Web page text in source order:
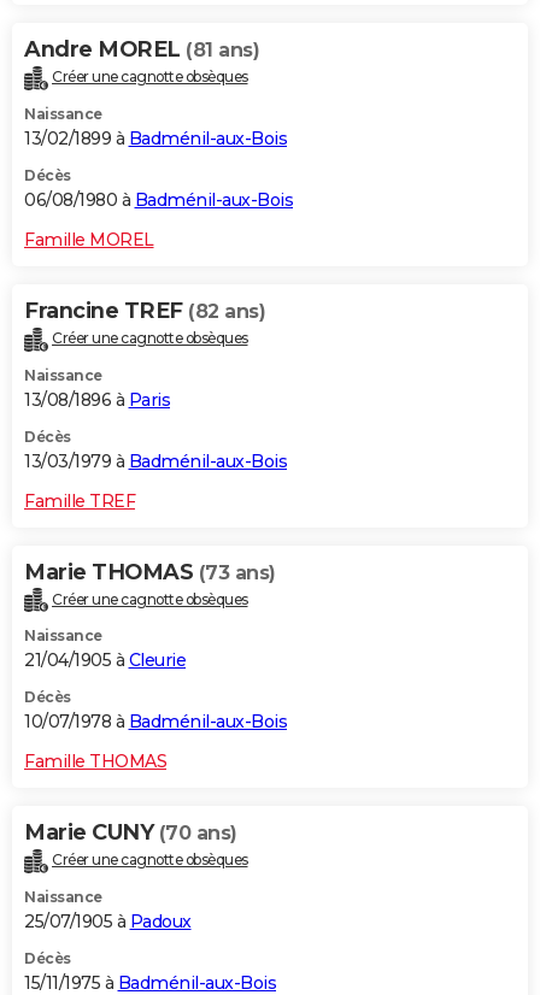
Andre MOREL (81 ans)
Créer une cagnotte obsèques
Naissance
13/02/1899 à Badménil-aux-Bois
Décès
06/08/1980 à Badménil-aux-Bois
Famille MOREL
Francine TREF (82 ans)
Créer une cagnotte obsèques
Naissance
13/08/1896 à Paris
Décès
13/03/1979 à Badménil-aux-Bois
Famille TREF
Marie THOMAS (73 ans)
Créer une cagnotte obsèques
Naissance
21/04/1905 à Cleurie
Décès
10/07/1978 à Badménil-aux-Bois
Famille THOMAS
Marie CUNY (70 ans)
Créer une cagnotte obsèques
Naissance
25/07/1905 à Padoux
Décès
15/11/1975 à Badménil-aux-Bois